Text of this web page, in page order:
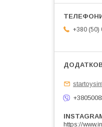
+380 (50)
https://